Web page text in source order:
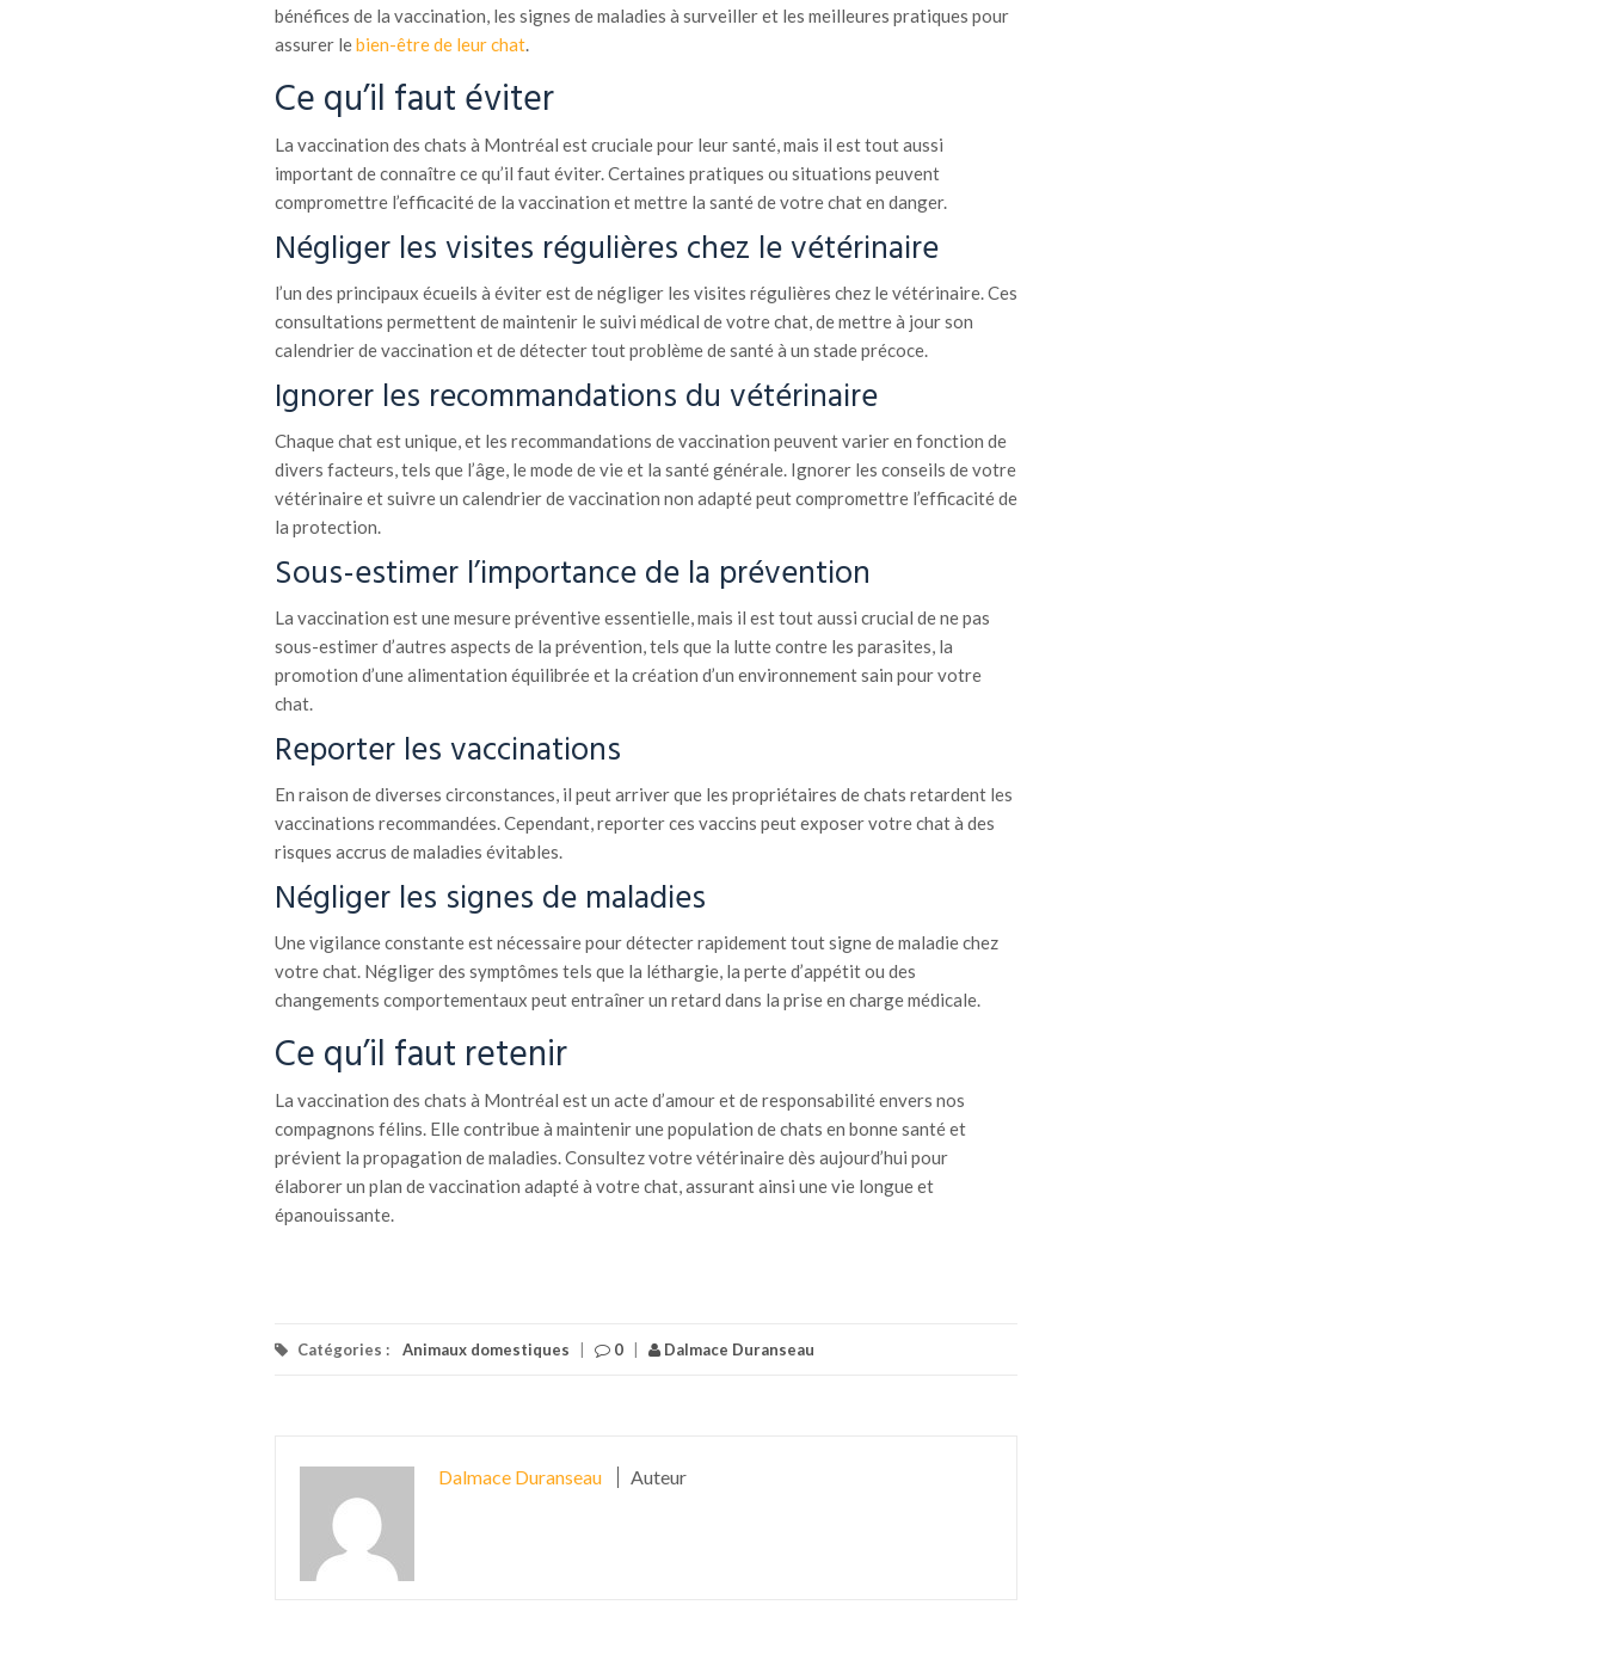
bénéfices de la vaccination, les signes de maladies à surveiller et les meilleures pratiques pour
assurer lebien-être de leur chat.
Ce qu’il faut éviter
La vaccination des chats à Montréal est cruciale pour leur santé, mais il est tout aussi
important de connaître ce qu’il faut éviter. Certaines pratiques ou situations peuvent
compromettre l’efficacité de la vaccination et mettre la santé de votre chat en danger.
Négliger les visites régulières chez le vétérinaire
l’un des principaux écueils à éviter est de négliger les visites régulières chez le vétérinaire. Ces
consultations permettent de maintenir le suivi médical de votre chat, de mettre à jour son
calendrier de vaccination et de détecter tout problème de santé à un stade précoce.
Ignorer les recommandations du vétérinaire
Chaque chat est unique, et les recommandations de vaccination peuvent varier en fonction de
divers facteurs, tels que l’âge, le mode de vie et la santé générale. Ignorer les conseils de votre
vétérinaire et suivre un calendrier de vaccination non adapté peut compromettre l’efficacité de
la protection.
Sous-estimer l’importance de la prévention
La vaccination est une mesure préventive essentielle, mais il est tout aussi crucial de ne pas
sous-estimer d’autres aspects de la prévention, tels que la lutte contre les parasites, la
promotion d’une alimentation équilibrée et la création d’un environnement sain pour votre
chat.
Reporter les vaccinations
En raison de diverses circonstances, il peut arriver que les propriétaires de chats retardent les
vaccinations recommandées. Cependant, reporter ces vaccins peut exposer votre chat à des
risques accrus de maladies évitables.
Négliger les signes de maladies
Une vigilance constante est nécessaire pour détecter rapidement tout signe de maladie chez
votre chat. Négliger des symptômes tels que la léthargie, la perte d’appétit ou des
changements comportementaux peut entraîner un retard dans la prise en charge médicale.
Ce qu’il faut retenir
La vaccination des chats à Montréal est un acte d’amour et de responsabilité envers nos
compagnons félins. Elle contribue à maintenir une population de chats en bonne santé et
prévient la propagation de maladies. Consultez votre vétérinaire dès aujourd’hui pour
élaborer un plan de vaccination adapté à votre chat, assurant ainsi une vie longue et
épanouissante.
Catégories : Animaux domestiques 0 Dalmace Duranseau
Dalmace Duranseau Auteur